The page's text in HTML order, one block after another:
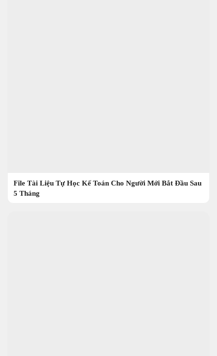
File Tài Liệu Tự Học Kế Toán Cho Người Mới Bắt Đầu Sau
5 Tháng